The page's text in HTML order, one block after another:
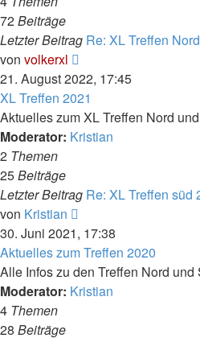
72Beiträge
Letzter Beitrag Re: XL Treffen
von volkerxl
Beitrag
21. August 2022, 17:45
XL Treffen 2021
Aktuelles zum XL Treffen Nord
Moderator: Kristian
2 Themen
25Beiträge
Letzter Beitrag Re: XL Treffen süd
von Kristian
Beitrag
30. Juni 2021, 17:38
Aktuelles zum Treffen 2020
Alle Infos zu den Treffen Nord und
Moderator: Kristian
4 Themen
28 Beiträge